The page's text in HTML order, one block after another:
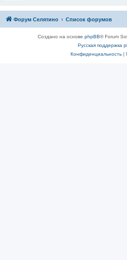
Форум Селятино Список форумов
Создано на основе phpBB® Forum
Русская поддержка
Конфиденциальность|